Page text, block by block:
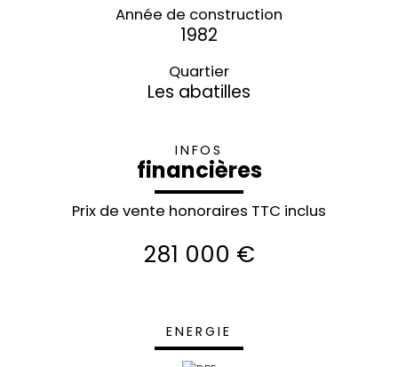
Année de construction
1982
Quartier
Les abatilles
INFOS
financières
Prix de vente honoraires TTC inclus
281 000 €
ENERGIE